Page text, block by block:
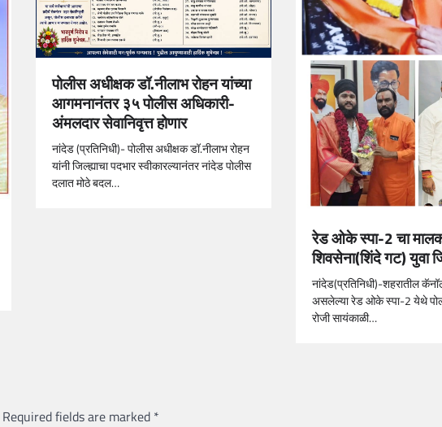
पोलीस अधीक्षक डॉ.नीलाभ रोहन यांच्या
आगमनानंतर ३५ पोलीस अधिकारी-
अंमलदार सेवानिवृत्त होणार
नांदेड (प्रतिनिधी)- पोलीस अधीक्षक डॉ.नीलाभ रोहन
यांनी जिल्ह्याचा पदभार स्वीकारल्यानंतर नांदेड पोलीस
दलात मोठे बदल…
रेड ओके स्पा-2 चा
शिवसेना(शिंदे गट) युवा
नांदेड(प्रतिनिधी)-शहरातील
असलेल्या रेड ओके स्पा-2 येथे
रोजी सायंकाळी…
Required fields are marked *